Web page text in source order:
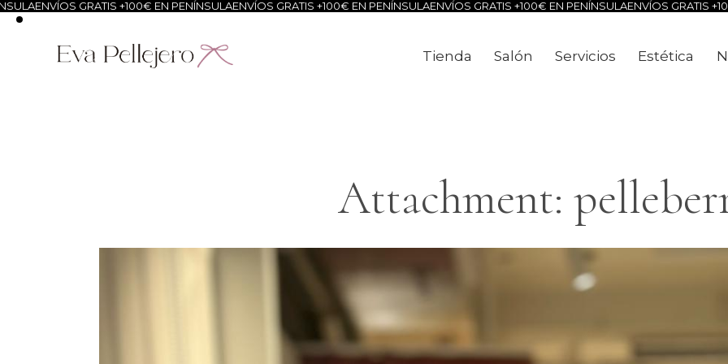
ENVÍOS GRATIS +100€ EN PENÍNSULAENVÍOS GRATIS +100€ EN PENÍNSULAENVÍOS GRATIS +100€ EN PENÍNSULAENVÍOS GRATIS +100€
Tienda Salón Servicios Estética
Attachment: